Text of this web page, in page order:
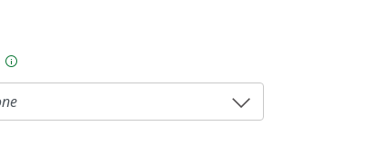
As proposições legislativas na CLDF podem ser